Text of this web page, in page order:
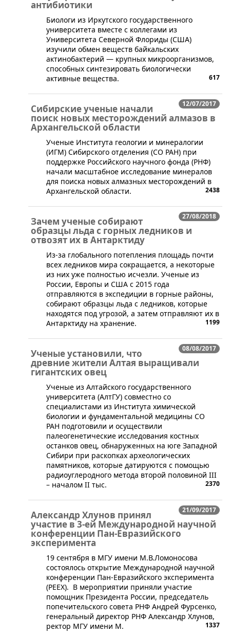
антибиотики
Биологи из Иркутского государственного
университета вместе с коллегами из
Университета Северной Флориды (США)
изучили обмен веществ байкальских
актинобактерий — крупных микроорганизмов,
способных синтезировать биологически
активные вещества.
617
12/07/2017
Сибирские ученые начали
поиск новых месторождений алмазов в
Архангельской области
​Ученые Института геологии и минералогии
(ИГМ) Сибирского отделения (СО РАН) при
поддержке Российского научного фонда (РНФ)
начали масштабное исследование минералов
для поиска новых алмазных месторождений в
Архангельской области.
2438
27/08/2018
Зачем ученые собирают
образцы льда с горных ледников и
отвозят их в Антарктиду
Из-за глобального потепления площадь почти
всех ледников мира сокращается, а некоторые
из них уже полностью исчезли. Ученые из
России, Европы и США с 2015 года
отправляются в экспедиции в горные районы,
собирают образцы льда с ледников, которые
находятся под угрозой, а затем отправляют их в
Антарктиду на хранение.
1199
08/08/2017
Ученые установили, что
древние жители Алтая выращивали
гигантских овец
Ученые из Алтайского государственного
университета (АлтГУ) совместно со
специалистами из Института химической
биологии и фундаментальной медицины СО
РАН подготовили и осуществили
палеогенетические исследования костных
останков овец, обнаруженных на юге Западной
Сибири при раскопках археологических
памятников, которые датируются с помощью
радиоуглеродного метода второй половиной III
– началом II тыс.
2370
21/09/2017
Александр Хлунов принял
участие в 3-ей Международной научной
конференции Пан-Евразийского
эксперимента
​19 сентября в МГУ имени М.В.Ломоносова
состоялось открытие Международной научной
конференции Пан-Евразийского эксперимента
(PEEX). В мероприятии приняли участие
помощник Президента России, председатель
попечительского совета РНФ Андрей Фурсенко,
генеральный директор РНФ Александр Хлунов,
ректор МГУ имени М.
1337